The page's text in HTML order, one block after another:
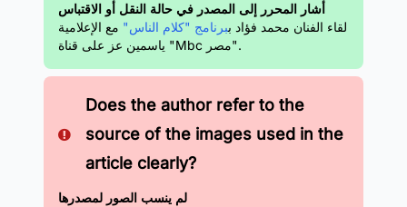
أشار المحرر إلى المصدر في حالة النقل أو الاقتباس
لقاء الفنان محمد فؤاد ببرنامج "كلام الناس" مع الإعلامية
ياسمين عز على قناة "Mbc مصر".
Does the author refer to the
source of the images used in the
article clearly?
لم ينسب الصور لمصدرها